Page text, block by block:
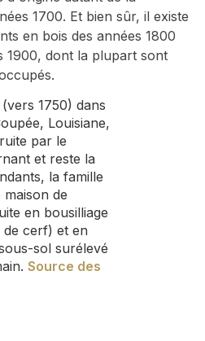
1700. Et bien sûr, il existe
en bois des années 1800
1900, dont la plupart sont
1750) dans
Louisiane,
par le
et reste la
la famille
maison de
en bousilliage
de cerf) et en
sol surélevé
Source des